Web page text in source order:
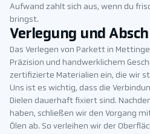
Aufwand zahlt sich aus, wenn du
bringst.
Verlegung und
Das Verlegen von Parkett in
Präzision und handwerklichem
zertifizierte Materialien ein, die wir
Uns ist es wichtig, dass die
Dielen dauerhaft fixiert sind.
haben, schließen wir den Vorgang
Ölen ab. So verleihen wir der